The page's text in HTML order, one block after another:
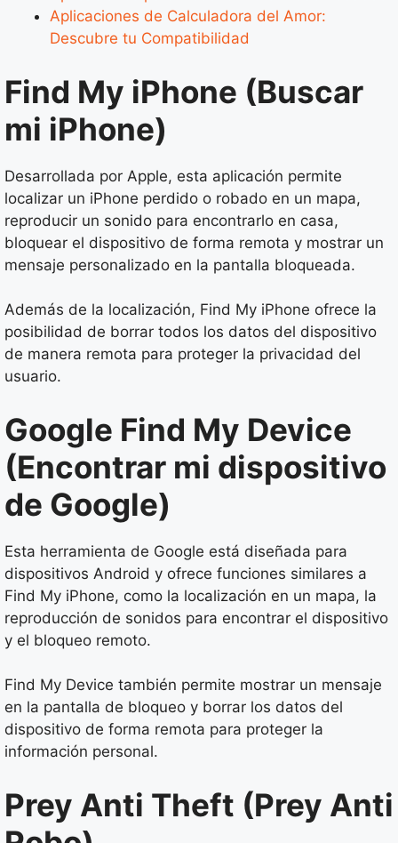
Aplicaciones de Calculadora del Amor:
Descubre tu Compatibilidad
Find My iPhone (Buscar
mi iPhone)
Desarrollada por Apple, esta aplicación permite
localizar un iPhone perdido o robado en un mapa,
reproducir un sonido para encontrarlo en casa,
bloquear el dispositivo de forma remota y mostrar un
mensaje personalizado en la pantalla bloqueada.
Además de la localización, Find My iPhone ofrece la
posibilidad de borrar todos los datos del dispositivo
de manera remota para proteger la privacidad del
usuario.
Google Find My Device
(Encontrar mi dispositivo
de Google)
Esta herramienta de Google está diseñada para
dispositivos Android y ofrece funciones similares a
Find My iPhone, como la localización en un mapa, la
reproducción de sonidos para encontrar el dispositivo
y el bloqueo remoto.
Find My Device también permite mostrar un mensaje
en la pantalla de bloqueo y borrar los datos del
dispositivo de forma remota para proteger la
información personal.
Prey Anti Theft (Prey Anti